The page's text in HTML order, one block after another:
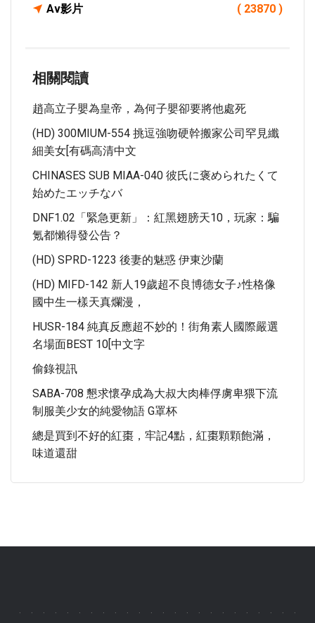
Av影片 ( 23870 )
相關閱讀
趙高立子嬰為皇帝，為何子嬰卻要將他處死
(HD) 300MIUM-554 挑逗強吻硬幹搬家公司罕見纖
細美女[有碼高清中文
CHINASES SUB MIAA-040 彼氏に褒められたくて
始めたエッチなバ
DNF1.02「緊急更新」：紅黑翅膀天10，玩家：騙
氪都懶得發公告？
(HD) SPRD-1223 後妻的魅惑 伊東沙蘭
(HD) MIFD-142 新人19歲超不良博德女子♪性格像
國中生一樣天真爛漫，
HUSR-184 純真反應超不妙的！街角素人國際嚴選
名場面BEST 10[中文字
偷錄視訊
SABA-708 懇求懷孕成為大叔大肉棒俘虜卑猥下流
制服美少女的純愛物語 G罩杯
總是買到不好的紅棗，牢記4點，紅棗顆顆飽滿，
味道還甜